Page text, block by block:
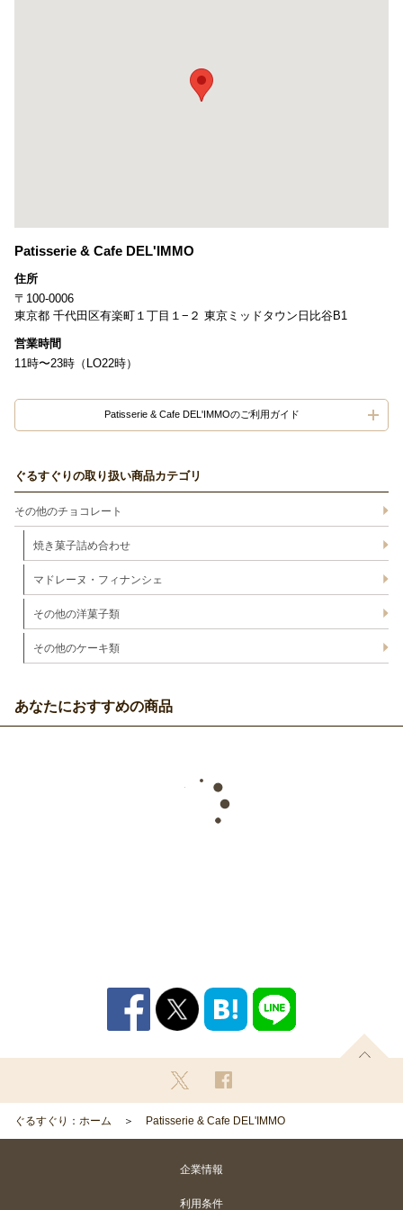
Patisserie & Cafe DEL'IMMO
住所
〒100-0006
東京都 千代田区有楽町１丁目１−２ 東京ミッドタウン日比谷B1
営業時間
11時〜23時（LO22時）
Patisserie & Cafe DEL'IMMOのご利用ガイド
ぐるすぐりの取り扱い商品カテゴリ
その他のチョコレート
焼き菓子詰め合わせ
マドレーヌ・フィナンシェ
その他の洋菓子類
その他のケーキ類
あなたにおすすめの商品
ぐるすぐり：ホーム Patisserie & Cafe DEL'IMMO
企業情報
利用条件